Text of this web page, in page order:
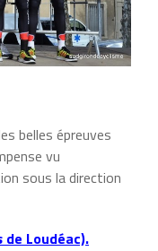
belles épreuves
vu
sous la direction
de Loudéac).